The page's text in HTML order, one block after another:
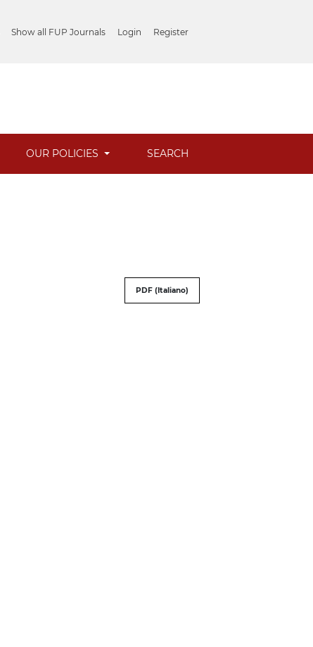
Show all FUP Journals Login Register
OUR POLICIES SEARCH
PDF (Italiano)